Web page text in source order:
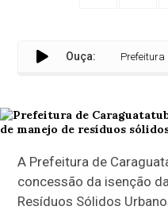
Ouça: Prefeitura
A Prefeitura de
concessão da isenção
Resíduos Sólidos